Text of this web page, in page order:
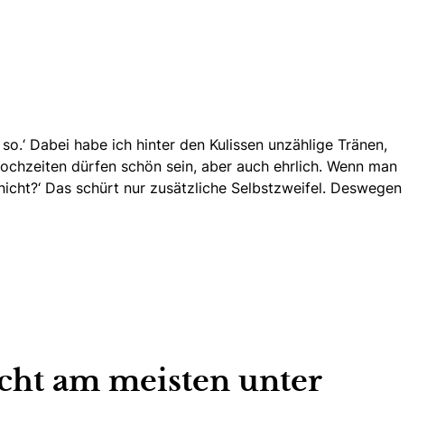
Dabei habe ich hinter den Kulissen unzählige Tränen,
dürfen schön sein, aber auch ehrlich. Wenn man
Das schürt nur zusätzliche Selbstzweifel. Deswegen
am meisten unter